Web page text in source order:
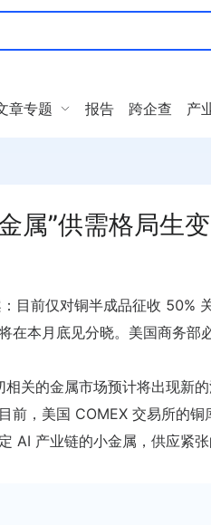
章专题 报告 跨企查 产
属”供需格局生变
目前仅对铜半成品征收 50%
在本月底见分晓。美国商务
关的金属市场预计将出现新
前，美国 COMEX 交易所的
AI 产业链的小金属，供应紧张